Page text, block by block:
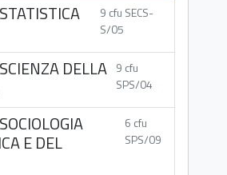
9 cfu SECS-
S/05
DELLA 9 cfu
SPS/04
E DEL
6 cfu
SPS/09